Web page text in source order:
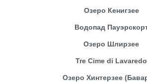
Озеро Кенигзее
Водопад
Озеро Шлирзее
Tre Cime di Lavaredo
Озеро Хинтерзее